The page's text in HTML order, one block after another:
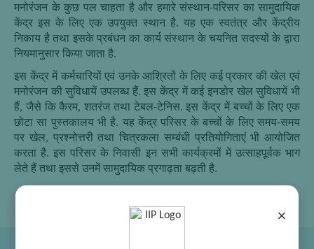
×
मनोरंजन के कुछ पल चाहता है और हमारे संस्थान-परिसर का सामुदायिक
केंद्र इस के लिए एक उपयुक्त स्थान है. यह एक स्वतंत्र और केंद्रीय
निकाय है तथा इसके प्रबंधन का कार्य संस्थान के चयनित सदस्यों के द्वारा
नियमानुसार किया जाता है.
इस केंद्र में कर्मचारियों एवं उनके आश्रितों के लिए कई प्रकार की खेल एवं
मनोरंजन की सुविधायें उपलब्ध हैं. इस केंद्र में कई इनडोर खेल सुविधायें भी
हैं, जैसे कि कैरम, शतरंज तथा टेबल-टेनिस. इस केंद्र में बच्चों के लिए एक
छोटा सा पुस्तकालय भी है. यह केंद्र परिसर के बच्चों के लिए समय-समय
पर खेल, प्रश्नोत्तरी तथा चित्रकला सम्बंधी प्रतियोगिताएं भी आयोजित
करता है. इस परिसर के निवासी इन सभी कार्यक्रमों में उत्साहपूर्वक भाग
लेते हैं तथा इससे उनमें सामुदायिक प्रगाढ़ता बढ़ती है.